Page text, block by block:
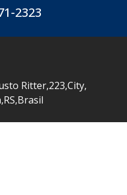
2323
Ritter,223,City,
,RS,Brasil